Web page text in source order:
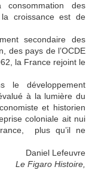
des
croissance est de
secondaire des
des pays de l’OCDE
la France rejoint le
le développement
à la lumière du
et historien
coloniale ait nui
plus qu’il ne
Daniel Lefeuvre
Le Figaro Histoire,